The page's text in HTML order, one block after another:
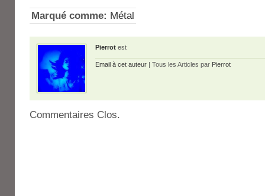
Marqué comme: Métal
Pierrot est
Email à cet auteur | Tous les Articles par Pierrot
Commentaires Clos.